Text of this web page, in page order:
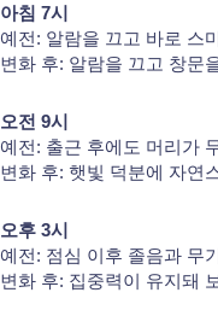
아침 7시
예전: 알람을 끄고 바로 스
변화 후: 알람을 끄고 창문
오전 9시
예전: 출근 후에도 머리가
변화 후: 햇빛 덕분에 자연
오후 3시
예전: 점심 이후 졸음과 무
변화 후: 집중력이 유지돼